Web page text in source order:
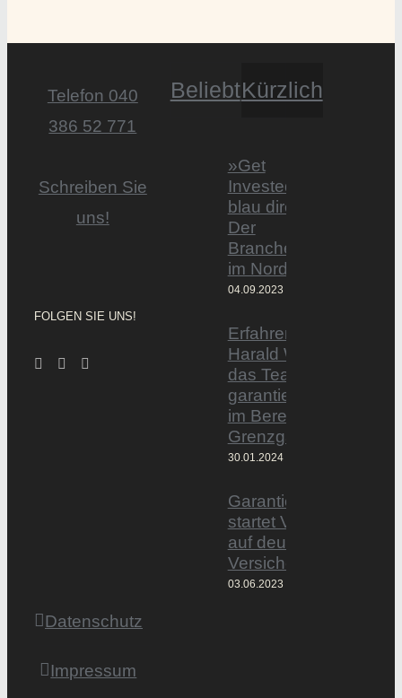
Telefon 040
386 52 771
Schreiben Sie
uns!
FOLGEN SIE UNS!
BeliebtKürzlich
»Get
Invested by
blau direkt«:
Der
Branchentag
im Norden
04.09.2023
Erfahrener Experte
Harald Wesely stärkt
das Team von
garantiertmehrnetto.de
im Bereich
Grenzgänger
30.01.2024
startet
auf deutschem
Versicherungsmarkt
03.06.2023
Datenschutz
Impressum